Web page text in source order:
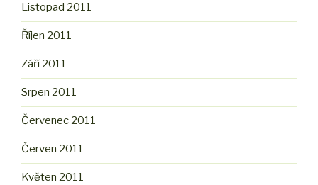
Listopad 2011
Říjen 2011
Září 2011
Srpen 2011
Červenec 2011
Červen 2011
Květen 2011